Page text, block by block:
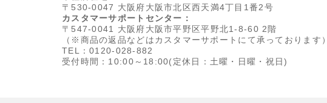
〒530-0047 大阪府大阪市北区西天満4丁目1番2号
カスタマーサポートセンター：
〒547-0041 大阪府大阪市平野区平野北1-8-60 2階
（※商品の返品などはカスタマーサポートにて承っております）
TEL：0120-028-882
受付時間：10:00～18:00(定休日：土曜・日曜・祝日)